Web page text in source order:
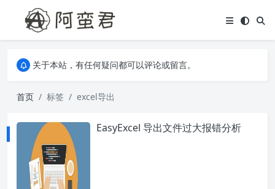
关于本站，有任何疑问都可以评论或留言。
关于本站，有任何疑问都可以评论或留言。
首页
标签 excel导出
EasyExcel 导出文件过大报错分析